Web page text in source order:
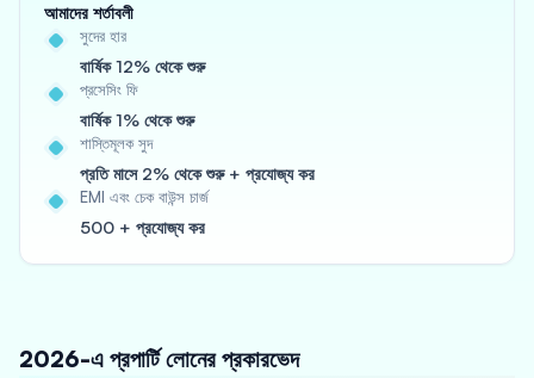
আমাদের শর্তাবলী
সুদের হার
বার্ষিক 12% থেকে শুরু
প্রসেসিং ফি
বার্ষিক 1% থেকে শুরু
শাস্তিমূলক সুদ
প্রতি মাসে 2% থেকে শুরু + প্রযোজ্য কর
EMI এবং চেক বাউন্স চার্জ
500 + প্রযোজ্য কর
2026-এ প্রপার্টি লোনের প্রকারভেদ